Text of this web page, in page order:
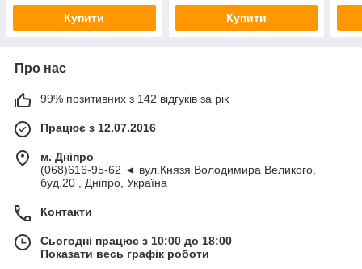
Купити Купити
Про нас
99% позитивних з 142 відгуків за рік
Працює з 12.07.2016
м. Дніпро
(068)616-95-62 ◄ вул.Князя Володимира Великого,
буд.20 , Дніпро, Україна
Контакти
Сьогодні працює з 10:00 до 18:00
Показати весь графік роботи